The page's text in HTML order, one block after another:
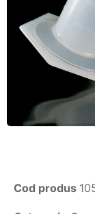
Cod produs